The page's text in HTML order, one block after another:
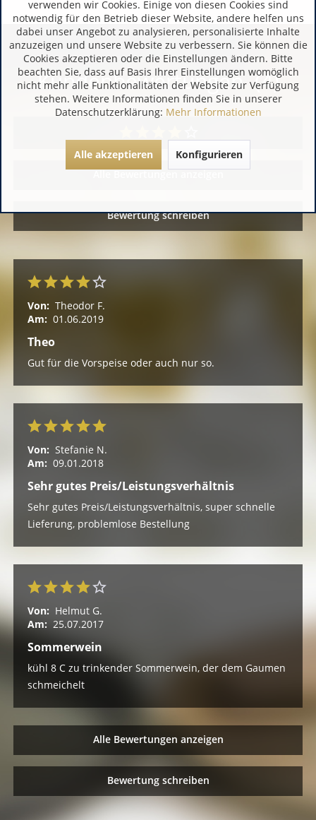
Kundenbewertungen (4)
Bewertung schreiben
Von: Theodor F.
Am: 01.06.2019
Theo
Gut für die Vorspeise oder auch nur so.
Von: Stefanie N.
Am: 09.01.2018
Sehr gutes Preis/Leistungsverhältnis
Sehr gutes Preis/Leistungsverhältnis, super schnelle
Lieferung, problemlose Bestellung
Von: Helmut G.
Am: 25.07.2017
Sommerwein
kühl 8 C zu trinkender Sommerwein, der dem Gaumen
schmeichelt
Alle Bewertungen anzeigen
Bewertung schreiben
verwenden wir Cookies. Einige von diesen Cookies sind
notwendig für den Betrieb dieser Website, andere helfen uns
dabei unser Angebot zu analysieren, personalisierte Inhalte
anzuzeigen und unsere Website zu verbessern. Sie können die
Cookies akzeptieren oder die Einstellungen ändern. Bitte
beachten Sie, dass auf Basis Ihrer Einstellungen womöglich
nicht mehr alle Funktionalitäten der Website zur Verfügung
stehen. Weitere Informationen finden Sie in unserer
Datenschutzerklärung: Mehr Informationen
Alle akzeptieren Konfigurieren